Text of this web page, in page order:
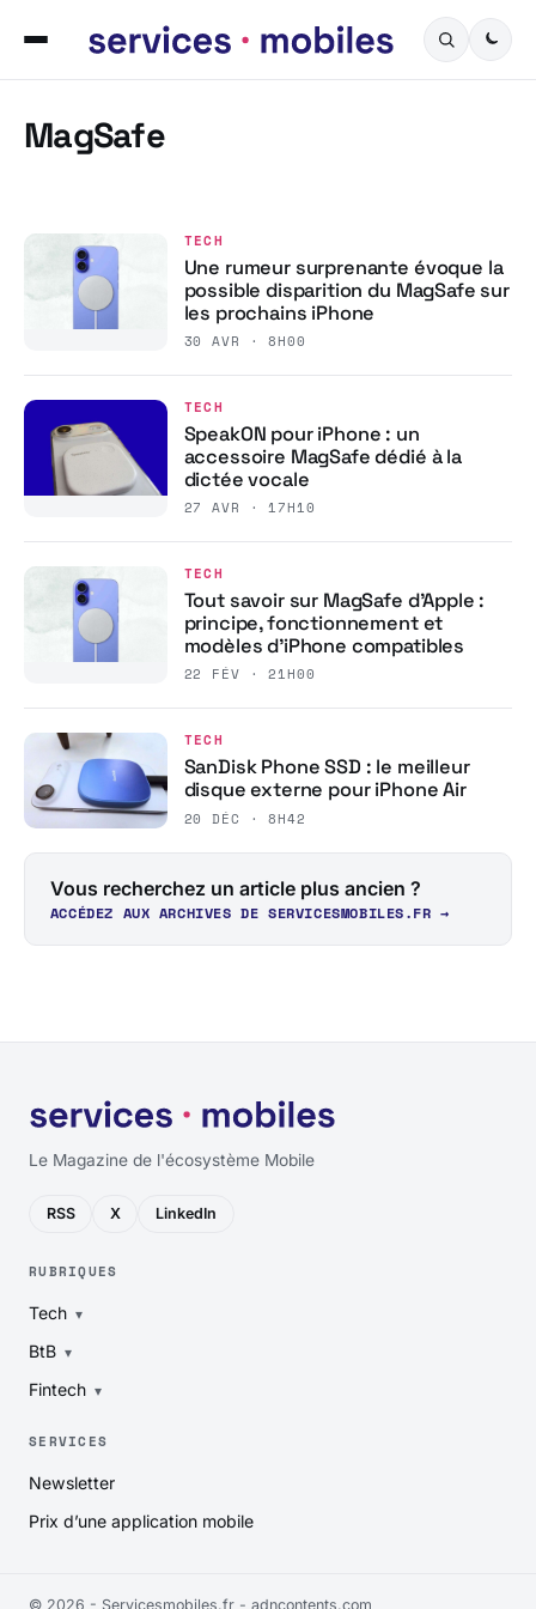
MagSafe
TECH
Une rumeur surprenante évoque la
possible disparition du MagSafe sur
les prochains iPhone
30 AVR · 8H00
TECH
SpeakON pour iPhone : un
accessoire MagSafe dédié à la
dictée vocale
27 AVR · 17H10
TECH
Tout savoir sur MagSafe d’Apple :
principe, fonctionnement et
modèles d’iPhone compatibles
22 FÉV · 21H00
TECH
SanDisk Phone SSD : le meilleur
disque externe pour iPhone Air
20 DÉC · 8H42
Vous recherchez un article plus ancien ?
ACCÉDEZ AUX ARCHIVES DE SERVICESMOBILES.FR →
Le Magazine de l'écosystème Mobile
RSS X LinkedIn
RUBRIQUES
Tech
BtB
Fintech
SERVICES
Newsletter
Prix d’une application mobile
© 2026 - Servicesmobiles.fr - adncontents.com